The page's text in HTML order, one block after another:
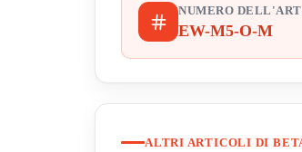
NUMERO
EW-M5-O-M
ALTRI ARTICOLI DI